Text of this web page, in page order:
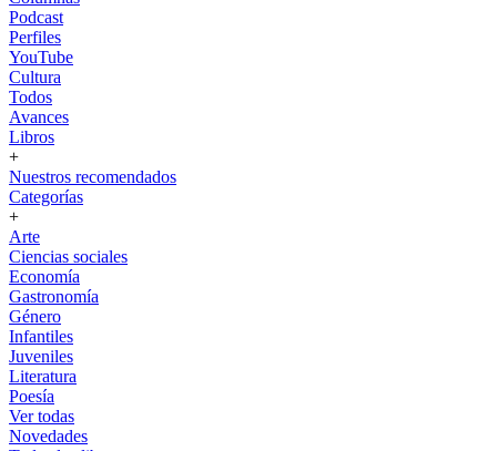
Podcast
Perfiles
YouTube
Cultura
Todos
Avances
Libros
+
Nuestros recomendados
Categorías
+
Arte
Ciencias sociales
Economía
Gastronomía
Género
Infantiles
Juveniles
Literatura
Poesía
Ver todas
Novedades